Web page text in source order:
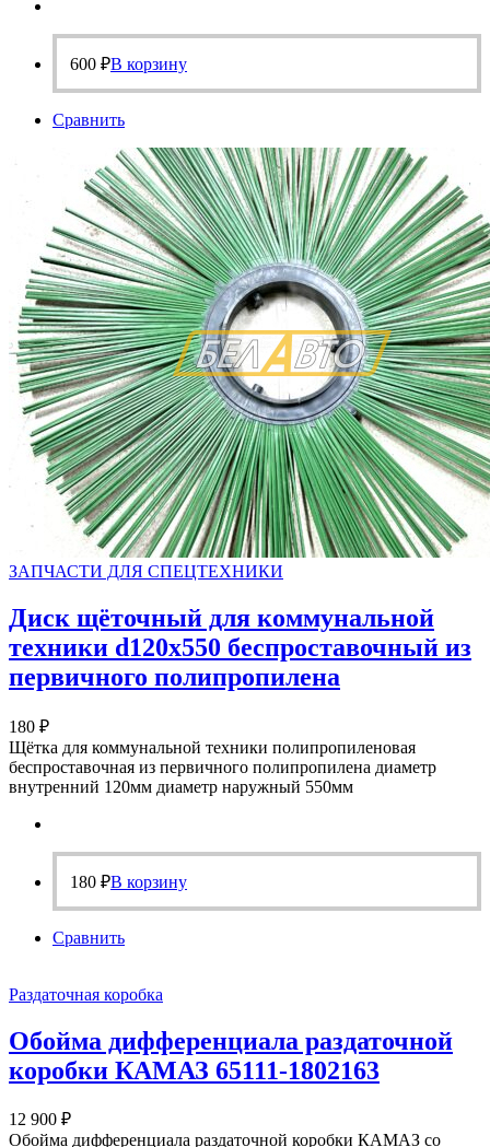
600 ₽В корзину
Сравнить
ЗАПЧАСТИ ДЛЯ СПЕЦТЕХНИКИ
Диск щёточный для коммунальной
техники d120х550 беспроставочный из
первичного полипропилена
180 ₽
Щётка для коммунальной техники полипропиленовая
беспроставочная из первичного полипропилена диаметр
внутренний 120мм диаметр наружный 550мм
180 ₽В корзину
Сравнить
Раздаточная коробка
Обойма дифференциала раздаточной
коробки КАМАЗ 65111-1802163
12 900 ₽
Обойма дифференциала раздаточной коробки КАМАЗ со